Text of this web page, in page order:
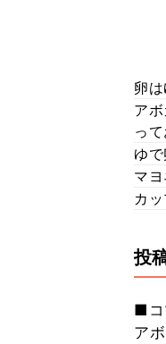
卵
ア
って
ゆ
マ
カ
投
■コ
ア